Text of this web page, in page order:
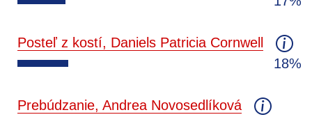
Posteľ z kostí, Daniels Patricia Cornwell
18%
Prebúdzanie, Andrea Novosedlíková